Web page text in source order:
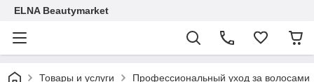
ELNA Beautymarket
Товары и услуги Профессиональный уход за волосами